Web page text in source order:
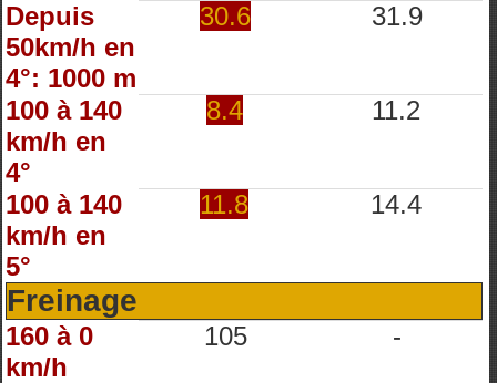
Depuis
50km/h en
4°: 1000 m
30.6 31.9
100 à 140
km/h en
4°
8.4 11.2
100 à 140
km/h en
5°
11.8 14.4
Freinage
160 à 0
km/h
105 -